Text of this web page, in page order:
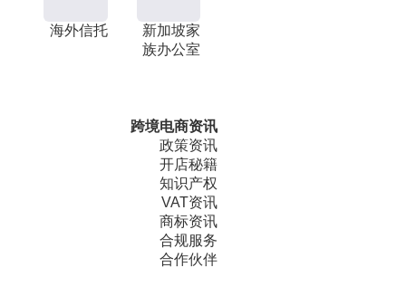
海外信托
新加坡家
族办公室
跨境电商资讯
政策资讯
开店秘籍
知识产权
VAT资讯
商标资讯
合规服务
合作伙伴